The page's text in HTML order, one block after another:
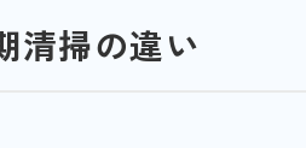
清掃の違い